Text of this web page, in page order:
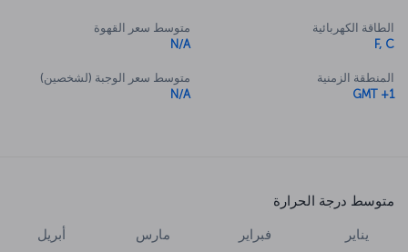
الطاقة الكهربائية
F, C
المنطقة الزمنية
GMT +1
متوسط سعر القهوة
N/A
متوسط سعر الوجبة (لشخصين)
N/A
متوسط درجة الحرارة
يناير فبراير مارس أبريل